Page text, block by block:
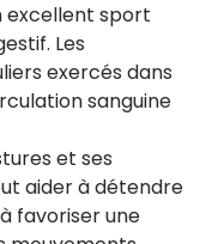
excellent sport
Les
exercés dans
sanguine
et ses
aider à détendre
favoriser une